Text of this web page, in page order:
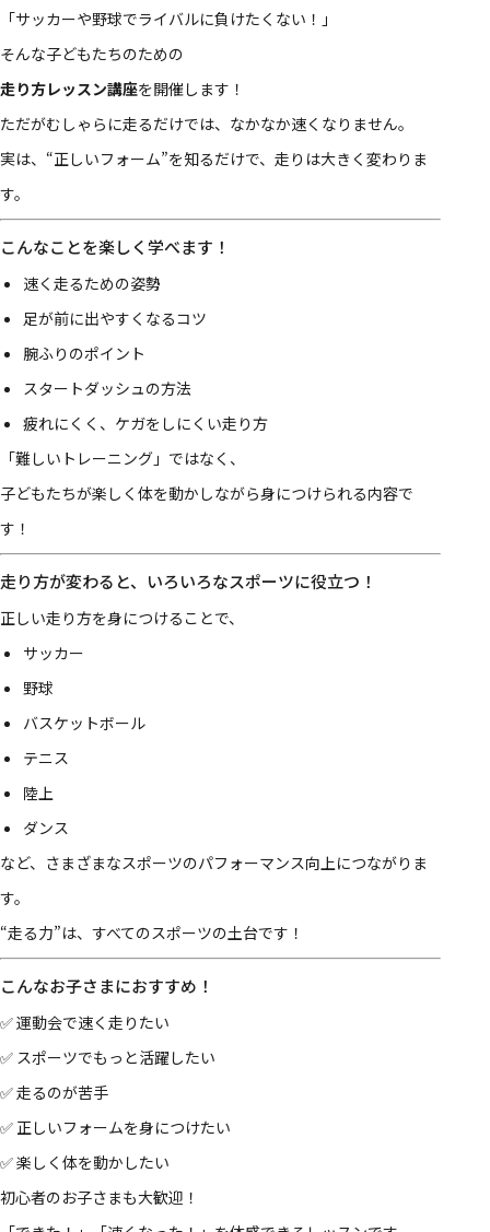
「サッカーや野球でライバルに負けたくない！」
そんな子どもたちのための
走り方レッスン講座を開催します！
ただがむしゃらに走るだけでは、なかなか速くなりません。
実は、“正しいフォーム”を知るだけで、走りは大きく変わりま
す。
こんなことを楽しく学べます！
速く走るための姿勢
足が前に出やすくなるコツ
腕ふりのポイント
スタートダッシュの方法
疲れにくく、ケガをしにくい走り方
「難しいトレーニング」ではなく、
子どもたちが楽しく体を動かしながら身につけられる内容で
す！
走り方が変わると、いろいろなスポーツに役立つ！
正しい走り方を身につけることで、
サッカー
野球
バスケットボール
テニス
陸上
ダンス
など、さまざまなスポーツのパフォーマンス向上につながりま
す。
“走る力”は、すべてのスポーツの土台です！
こんなお子さまにおすすめ！
✅ 運動会で速く走りたい
✅ スポーツでもっと活躍したい
✅ 走るのが苦手
✅ 正しいフォームを身につけたい
✅ 楽しく体を動かしたい
初心者のお子さまも大歓迎！